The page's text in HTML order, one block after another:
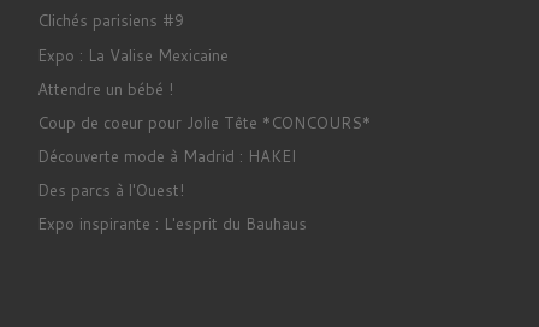
Clichés parisiens #9
Expo : La Valise Mexicaine
Attendre un bébé !
Coup de coeur pour Jolie Tête *CONCOURS*
Découverte mode à Madrid : HAKEI
Des parcs à l'Ouest!
Expo inspirante : L'esprit du Bauhaus